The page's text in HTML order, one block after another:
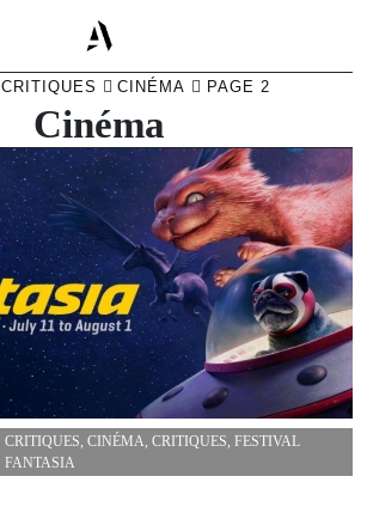
CRITIQUES CINÉMA PAGE 2
Cinéma
CRITIQUES,CINÉMA,CRITIQUES,FESTIVAL
FANTASIA